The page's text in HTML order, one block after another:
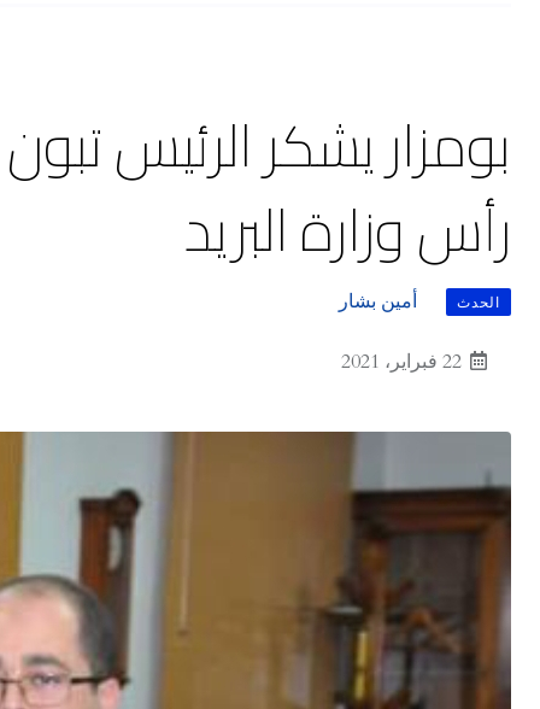
بومزار يشكر الرئيس
رأس وزارة البريد
الحدث أمين بشار
22 فبراير، 2021